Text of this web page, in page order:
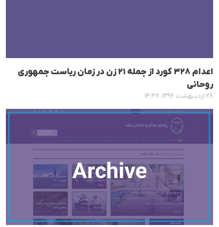
اعدام ٣٢٨ کورد از جملە ٢١ زن در زمان ریاست جمهوری
روحانی
۲۸ اردیبهشت ۱۳۹۶، ۱۴:۳۸